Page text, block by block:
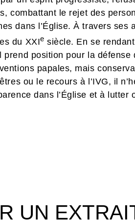
combattant le rejet des
dans l’Église. À travers ses
du XXIe siècle. En se
prend position pour la
papales, mais
ou le recours à l’IVG, il
dans l’Église et à
par ses discours à l’ONU
de diplomatie silencieuse et
s’éteint en 2025 à l’âge de
UN